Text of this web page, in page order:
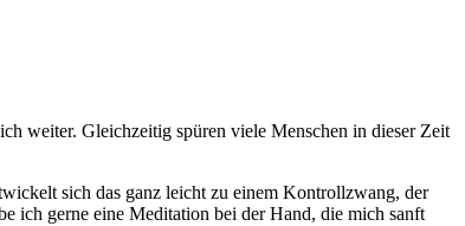
weiter. Gleichzeitig spüren viele Menschen in dieser Zeit
sich das ganz leicht zu einem Kontrollzwang, der
ich gerne eine Meditation bei der Hand, die mich sanft